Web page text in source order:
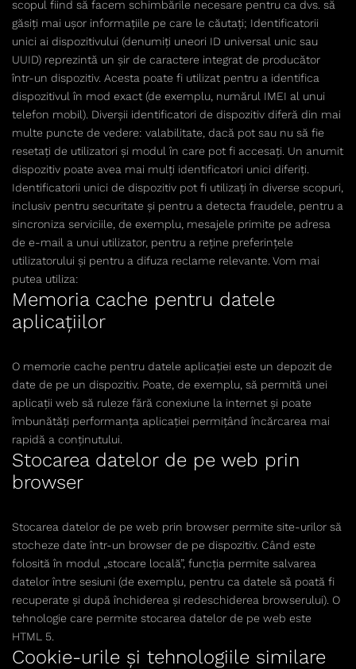
scopul fiind să facem schimbările necesare pentru ca dvs. să
găsiți mai ușor informațiile pe care le căutați; Identificatorii
unici ai dispozitivului (denumiți uneori ID universal unic sau
UUID) reprezintă un șir de caractere integrat de producător
într-un dispozitiv. Acesta poate fi utilizat pentru a identifica
dispozitivul în mod exact (de exemplu, numărul IMEI al unui
telefon mobil). Diverșii identificatori de dispozitiv diferă din mai
multe puncte de vedere: valabilitate, dacă pot sau nu să fie
resetați de utilizatori și modul în care pot fi accesați. Un anumit
dispozitiv poate avea mai mulți identificatori unici diferiți.
Identificatorii unici de dispozitiv pot fi utilizați în diverse scopuri,
inclusiv pentru securitate și pentru a detecta fraudele, pentru a
sincroniza serviciile, de exemplu, mesajele primite pe adresa
de e-mail a unui utilizator, pentru a reține preferințele
utilizatorului și pentru a difuza reclame relevante. Vom mai
putea utiliza:
Memoria cache pentru datele
aplicațiilor
O memorie cache pentru datele aplicației este un depozit de
date de pe un dispozitiv. Poate, de exemplu, să permită unei
aplicații web să ruleze fără conexiune la internet și poate
îmbunătăți performanța aplicației permițând încărcarea mai
rapidă a conținutului.
Stocarea datelor de pe web prin
browser
Stocarea datelor de pe web prin browser permite site-urilor să
stocheze date într-un browser de pe dispozitiv. Când este
folosită în modul „stocare locală”, funcția permite salvarea
datelor între sesiuni (de exemplu, pentru ca datele să poată fi
recuperate și după închiderea și redeschiderea browserului). O
tehnologie care permite stocarea datelor de pe web este
HTML 5.
Cookie-urile și tehnologiile similare